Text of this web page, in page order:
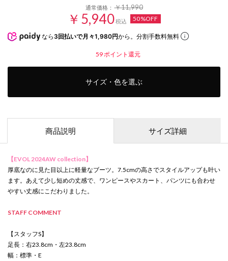
通常価格：￥11,990
￥5,940税込 50%OFF
なら 3回払いで月々1,980円から。分割手数料無料
59ポイント還元
サイズ・色を選ぶ
商品説明 サイズ詳細
【EVOL 2024AW collection】
厚底なのに見た目以上に軽量なブーツ。7.5cmの高さでスタイルアップも叶い
ます。あえて少し短めの丈感で、ワンピースやスカート、パンツにも合わせ
やすい丈感にこだわりました。
STAFF COMMENT
【スタッフS】
足長：右23.8cm・左23.8cm
幅：標準・E